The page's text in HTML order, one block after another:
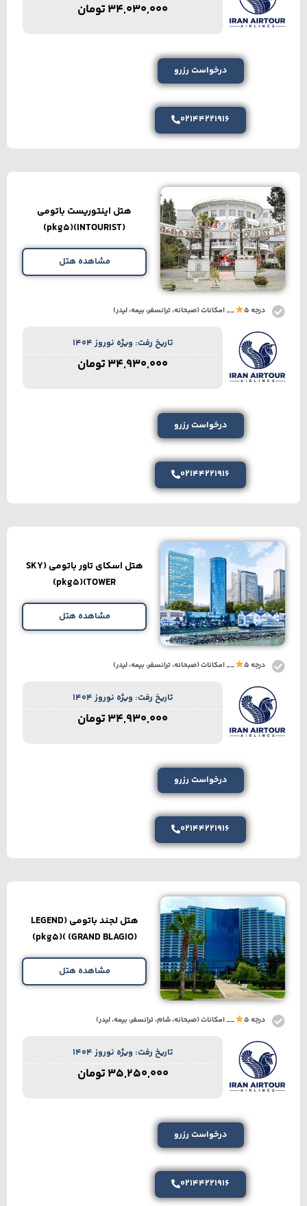
34,030,000تومان
درخواست رزرو
02144221916
هتل اینتوریست باتومی
(INTOURIST)(pkg5)
مشاهده هتل
درجه 5 __ امکانات (صبحانه، ترانسفر، بیمه، لیدر)
تاریخ رفت: ویژه نوروز 1404
34,930,000تومان
درخواست رزرو
02144221916
هتل اسکای تاور باتومی (SKY
TOWER)(pkg5)
مشاهده هتل
درجه 5 __ امکانات (صبحانه، ترانسفر، بیمه، لیدر)
تاریخ رفت: ویژه نوروز 1404
34,930,000تومان
درخواست رزرو
02144221916
هتل لجند باتومی (LEGEND
(GRAND BLAGIO) )(pkg5)
مشاهده هتل
درجه 5 __ امکانات (صبحانه، شام، ترانسفر، بیمه، لیدر)
تاریخ رفت: ویژه نوروز 1404
35,250,000تومان
درخواست رزرو
02144221916